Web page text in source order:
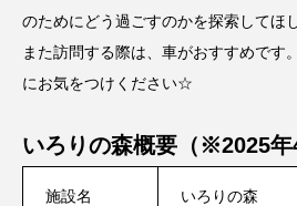
のためにどう過ごすのかを探索してほ
また訪問する際は、車がおすすめです
にお気をつけください☆
いろりの森概要（※2025年
施設名 いろりの森